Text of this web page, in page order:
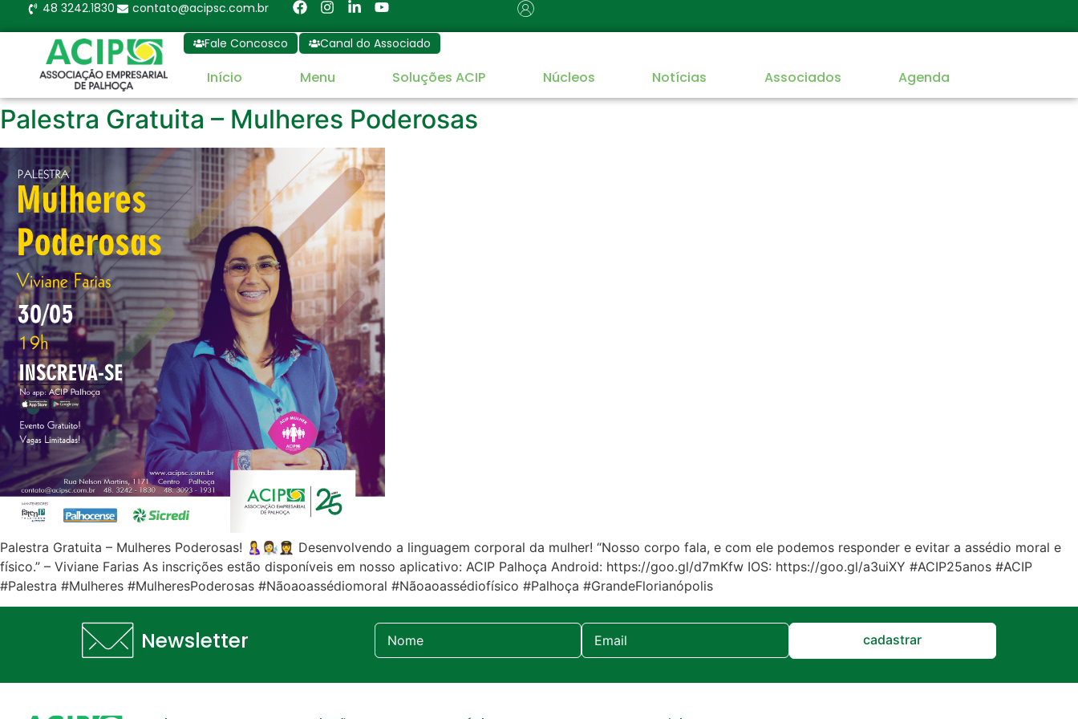
48 3242.1830 contato@acipsc.com.br
Fale Concosco Canal do Associado
Início Menu Soluções ACIP Núcleos Notícias Associados Agenda
Palestra Gratuita – Mulheres Poderosas
Palestra Gratuita – Mulheres Poderosas! 🤱👩‍🔬👩‍✈️ Desenvolvendo a linguagem corporal da mulher! “Nosso corpo fala, e com ele podemos responder e evitar a assédio moral e
físico.” – Viviane Farias As inscrições estão disponíveis em nosso aplicativo: ACIP Palhoça Android: https://goo.gl/d7mKfw IOS: https://goo.gl/a3uiXY #ACIP25anos #ACIP
#Palestra #Mulheres #MulheresPoderosas #Nãoaoassédiomoral #Nãoaoassédiofísico #Palhoça #GrandeFlorianópolis
Newsletter cadastrar